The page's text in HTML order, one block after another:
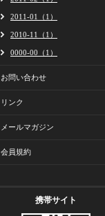
2011-01（1）
2010-11（1）
0000-00（1）
お問い合わせ
リンク
メールマガジン
会員規約
携帯サイト